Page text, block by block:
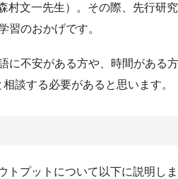
村文一先生）。その際、先行研
習のおかげです。
に不安がある方や、時間がある
談する必要があると思います。
プットについて以下に説明しま